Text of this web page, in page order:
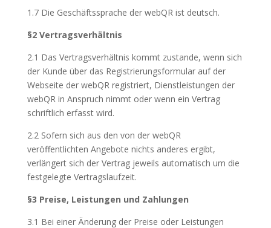
1.7 Die Geschäftssprache der webQR ist deutsch.
§2 Vertragsverhältnis
2.1 Das Vertragsverhältnis kommt zustande, wenn sich
der Kunde über das Registrierungsformular auf der
Webseite der webQR registriert, Dienstleistungen der
webQR in Anspruch nimmt oder wenn ein Vertrag
schriftlich erfasst wird.
2.2 Sofern sich aus den von der webQR
veröffentlichten Angebote nichts anderes ergibt,
verlängert sich der Vertrag jeweils automatisch um die
festgelegte Vertragslaufzeit.
§3 Preise, Leistungen und Zahlungen
3.1 Bei einer Änderung der Preise oder Leistungen